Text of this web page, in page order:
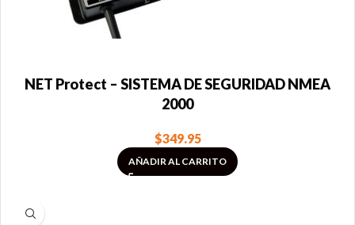
NET Protect – SISTEMA DE SEGURIDAD NMEA
2000
$349.95
AÑADIR AL CARRITO